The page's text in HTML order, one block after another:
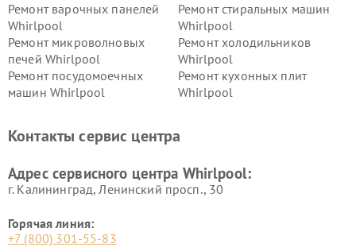
Ремонт варочных панелей
Whirlpool
Ремонт стиральных машин
Whirlpool
Ремонт микроволновых
печей Whirlpool
Ремонт холодильников
Whirlpool
Ремонт посудомоечных
машин Whirlpool
Ремонт кухонных плит
Whirlpool
Контакты сервис центра
Адрес сервисного центра Whirlpool:
г. Калининград, Ленинский просп., 30
Горячая линия:
+7 (800) 301-55-83